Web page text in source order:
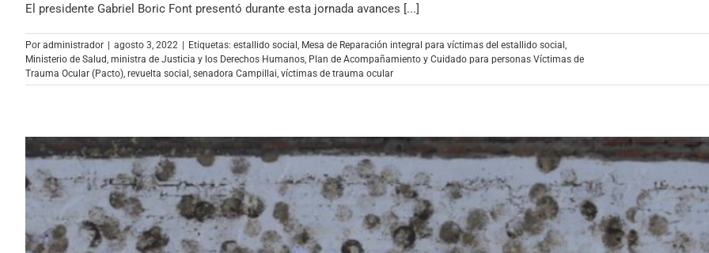
El presidente Gabriel Boric Font presentó durante esta jornada avances [...]
Por administrador agosto 3, 2022 Etiquetas: estallido social , Mesa de Reparación integral para víctimas del estallido social ,
Ministerio de Salud, ministra de Justicia y los Derechos Humanos, Plan de Acompañamiento y Cuidado para personas Víctimas de
Trauma Ocular (Pacto), revuelta social , senadora Campillai, víctimas de trauma ocular